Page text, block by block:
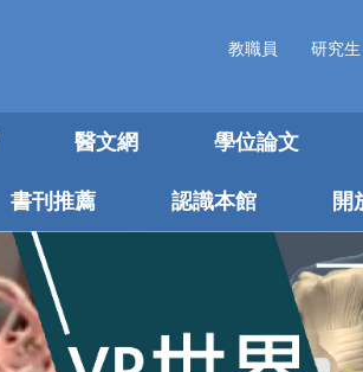
教職員 研究生
醫文網 學位論文
書刊推薦 認識本館 開